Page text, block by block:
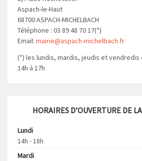
Aspach-le-Haut
68700 ASPACH-MICHELBACH
Téléphone : 03 89 48 70 17(*)
Email: mairie@aspach-michelbach.fr
(*) les lundis, mardis, jeudis et vendredis
14h à 17h
HORAIRES D’OUVERTURE DE
Lundi
14h - 18h
Mardi